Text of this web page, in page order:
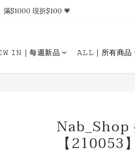
群分享標記回傳 找小編領取購物金.ᐟ.ᐟ
滿$1000 現折$100 💗
𝙸𝙽｜每週新品 𝙰𝙻𝙻｜所有商品
Nab_Shop
【210053】